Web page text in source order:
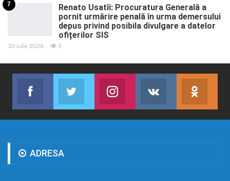
7
Renato Usatîi: Procuratura Generală a
pornit urmărire penală în urma demersului
depus privind posibila divulgare a datelor
ofițerilor SIS
30 iulie 2026 5
Facebook
Abonează-te
Twitter
Join us on TwitterJoin us on Instagram
Abonează-te
ADRESA